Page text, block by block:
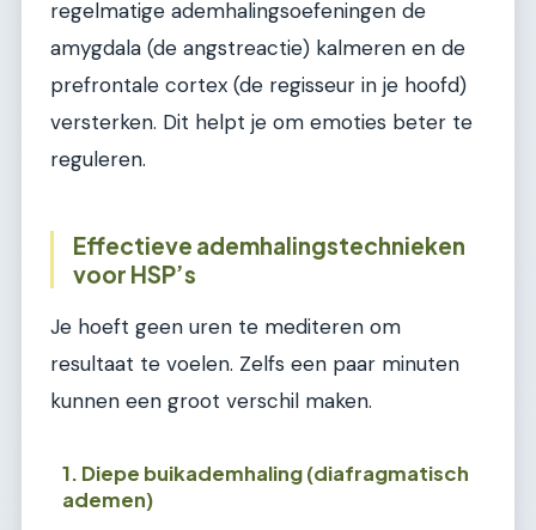
regelmatige ademhalingsoefeningen de
amygdala (de angstreactie) kalmeren en de
prefrontale cortex (de regisseur in je hoofd)
versterken. Dit helpt je om emoties beter te
reguleren.
Effectieve ademhalingstechnieken
voor HSP’s
Je hoeft geen uren te mediteren om
resultaat te voelen. Zelfs een paar minuten
kunnen een groot verschil maken.
1. Diepe buikademhaling (diafragmatisch
ademen)